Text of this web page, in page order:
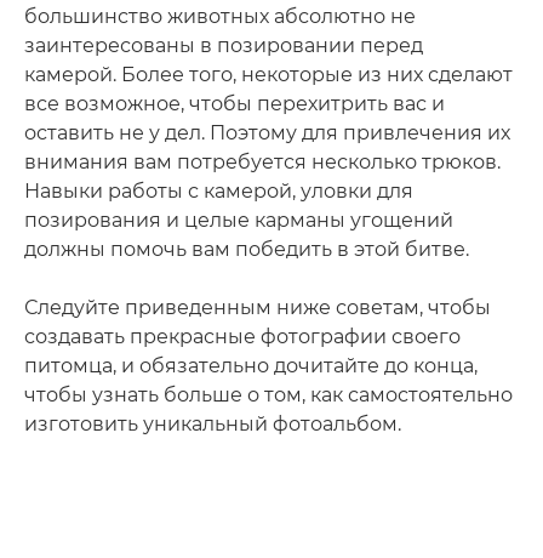
большинство животных абсолютно не
заинтересованы в позировании перед
камерой. Более того, некоторые из них сделают
все возможное, чтобы перехитрить вас и
оставить не у дел. Поэтому для привлечения их
внимания вам потребуется несколько трюков.
Навыки работы с камерой, уловки для
позирования и целые карманы угощений
должны помочь вам победить в этой битве.
Следуйте приведенным ниже советам, чтобы
создавать прекрасные фотографии своего
питомца, и обязательно дочитайте до конца,
чтобы узнать больше о том, как самостоятельно
изготовить уникальный фотоальбом.